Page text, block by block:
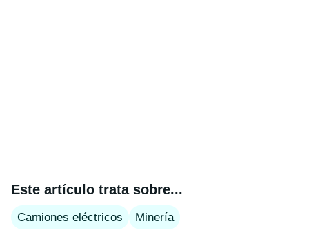
Este artículo trata sobre...
Camiones eléctricos Minería